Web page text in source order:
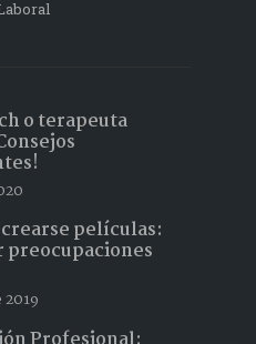
o terapeuta
películas:
preocupaciones